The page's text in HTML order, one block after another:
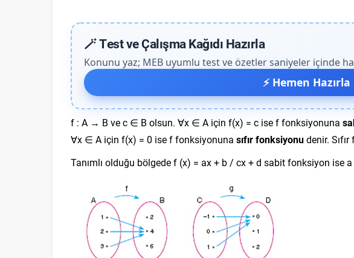
🪄 Test ve Çalışma Kağıdı Hazırla
Konunu yaz; MEB uyumlu test ve özetler saniyeler içinde
⚡ Hemen Hazırla
f : A → B ve c ∈ B olsun. ∀x ∈ A için f(x) = c ise f fonksiyonuna
∀x ∈ A için f(x) = 0 ise f fonksiyonuna sıfır fonksiyonudenir.
Tanımlı olduğu bölgede f (x) = ax + b / cx + d sabit fonksiyon ise